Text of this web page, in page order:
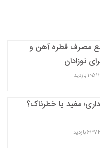
مصرف قطره آهن و
بازدید
مفید یا خطرناک؟
6374بازدید